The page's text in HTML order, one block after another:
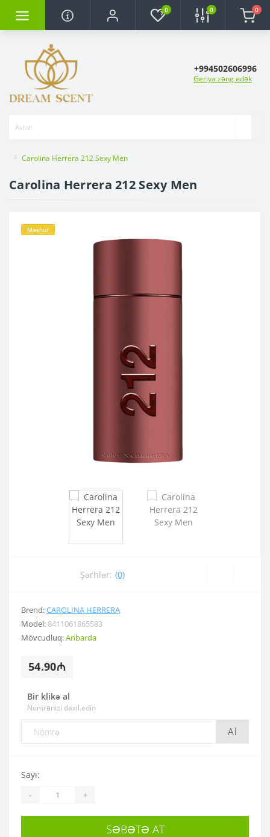
0 0 0
+994502606996
Geriya zəng edək
Carolina Herrera 212 Sexy Men
Carolina Herrera 212 Sexy Men
Məşhur
Şərhlər: (0)
Brend:CAROLINA HERRERA
Model: 8411061865583
Mövcudluq:Anbarda
54.90₼
Bir klikə al
Nömrənizi daxil edin
Al
Sayı:
- +
SƏBƏTƏ AT